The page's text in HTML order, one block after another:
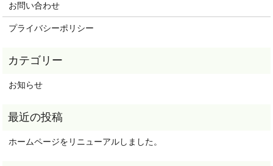
お問い合わせ
プライバシーポリシー
お知らせ
ホームページをリニューアルしました。